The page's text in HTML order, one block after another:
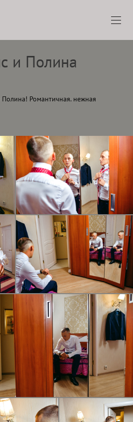
и Полина
Романтичная. нежная